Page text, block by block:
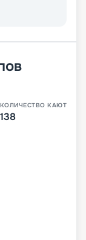
КОЛИЧЕСТВО КАЮТ
138